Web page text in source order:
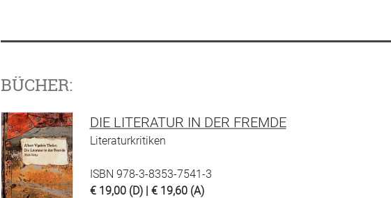
BÜCHER:
DIE LITERATUR IN DER FREMDE
Literaturkritiken
ISBN 978-3-8353-7541-3
€ 19,00 (D) | € 19,60 (A)